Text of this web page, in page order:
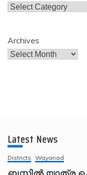
Categories
Archives
Latest News
Districts Wayanad